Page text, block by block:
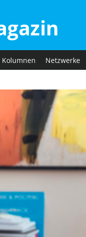
Kolumnen Netzwerke